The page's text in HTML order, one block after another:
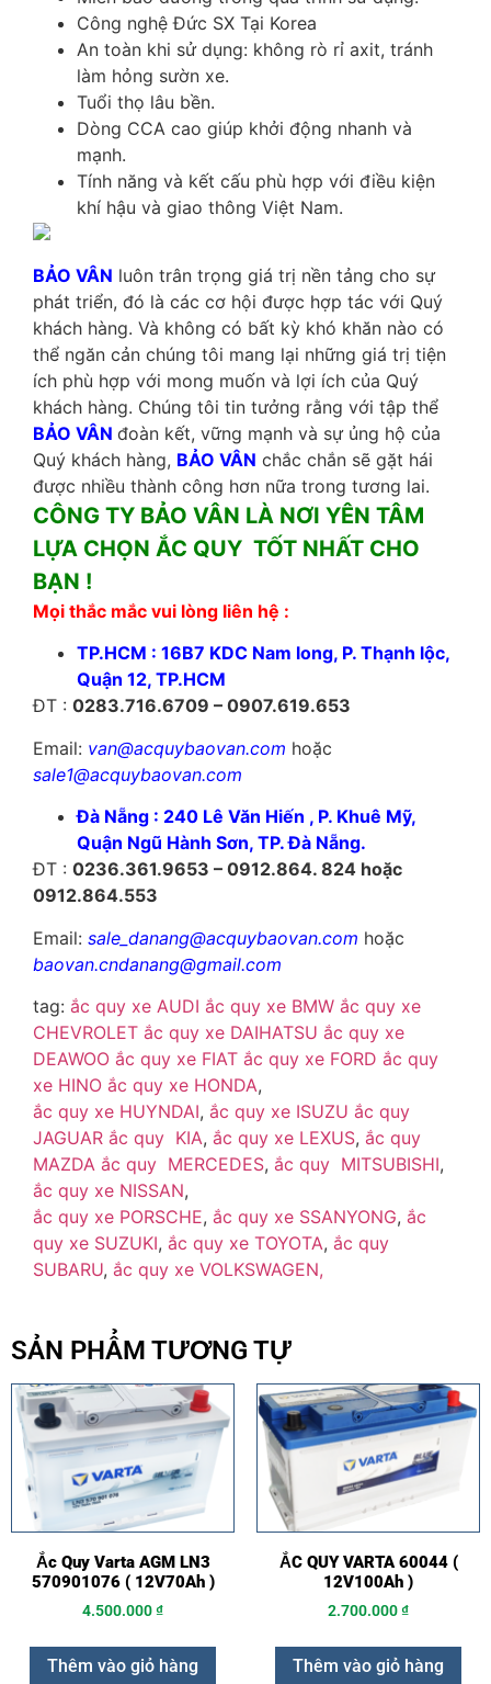
Công nghệ Đức SX Tại Korea
An toàn khi sử dụng: không rò rỉ axit, tránh
làm hỏng sườn xe.
Tuổi thọ lâu bền.
Dòng CCA cao giúp khởi động nhanh và
mạnh.
Tính năng và kết cấu phù hợp với điều kiện
khí hậu và giao thông Việt Nam.
BẢO VÂN luôn trân trọng giá trị nền tảng cho sự
phát triển, đó là các cơ hội được hợp tác với Quý
khách hàng. Và không có bất kỳ khó khăn nào có
thể ngăn cản chúng tôi mang lại những giá trị tiện
ích phù hợp với mong muốn và lợi ích của Quý
khách hàng. Chúng tôi tin tưởng rằng với tập thể
BẢO VÂN đoàn kết, vững mạnh và sự ủng hộ của
Quý khách hàng, BẢO VÂN chắc chắn sẽ gặt hái
được nhiều thành công hơn nữa trong tương lai.
CÔNG TY BẢO VÂN LÀ NƠI YÊN TÂM
LỰA CHỌN ẮC QUY TỐT NHẤT CHO
BẠN !
Mọi thắc mắc vui lòng liên hệ :
TP.HCM : 16B7 KDC Nam long, P. Thạnh lộc,
Quận 12, TP.HCM
ĐT : 0283.716.6709 – 0907.619.653
Email: van@acquybaovan.com hoặc
sale1@acquybaovan.com
Đà Nẵng : 240 Lê Văn Hiến , P. Khuê Mỹ,
Quận Ngũ Hành Sơn, TP. Đà Nẵng.
ĐT : 0236.361.9653 – 0912.864. 824 hoặc
0912.864.553
Email: sale_danang@acquybaovan.com hoặc
baovan.cndanang@gmail.com
tag: ắc quy xe AUDI ắc quy xe BMW ắc quy xe
CHEVROLET ắc quy xe DAIHATSU ắc quy xe
DEAWOO ắc quy xe FIAT ắc quy xe FORD ắc quy
xe HINO ắc quy xe HONDA,
ắc quy xe HUYNDAI, ắc quy xe ISUZU ắc quy
JAGUAR ắc quy KIA, ắc quy xe LEXUS, ắc quy
MAZDA ắc quy MERCEDES, ắc quy MITSUBISHI,
ắc quy xe NISSAN,
ắc quy xe PORSCHE, ắc quy xe SSANYONG, ắc
quy xe SUZUKI, ắc quy xe TOYOTA, ắc quy
SUBARU, ắc quy xe VOLKSWAGEN,
SẢN PHẨM TƯƠNG TỰ
Ắc Quy Varta AGM LN3
570901076 ( 12V70Ah )
4.500.000₫
Thêm vào giỏ hàng
ẮC QUY VARTA 60044 (
12V100Ah )
2.700.000₫
Thêm vào giỏ hàng